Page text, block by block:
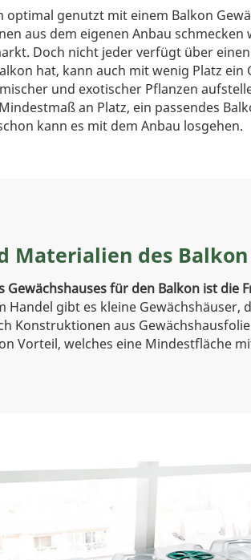
optimal genutzt mit einem Balkon
aus dem eigenen Anbau schmecken
Doch nicht jeder verfügt über
hat, kann auch mit wenig Platz ein
und exotischer Pflanzen
an Platz, ein passendes
kann es mit dem Anbau losgehen.
Materialien des Balkon
Gewächshauses für den Balkon ist die
Handel gibt es kleine
Konstruktionen aus
Vorteil, welches eine Mindestfläche